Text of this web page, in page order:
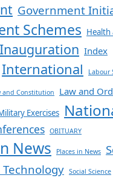
Government
Schemes Health
Inauguration Index
International Labour
and Constitution Law and
Exercises
OBITUARY
News Places in News
Technology Social Science